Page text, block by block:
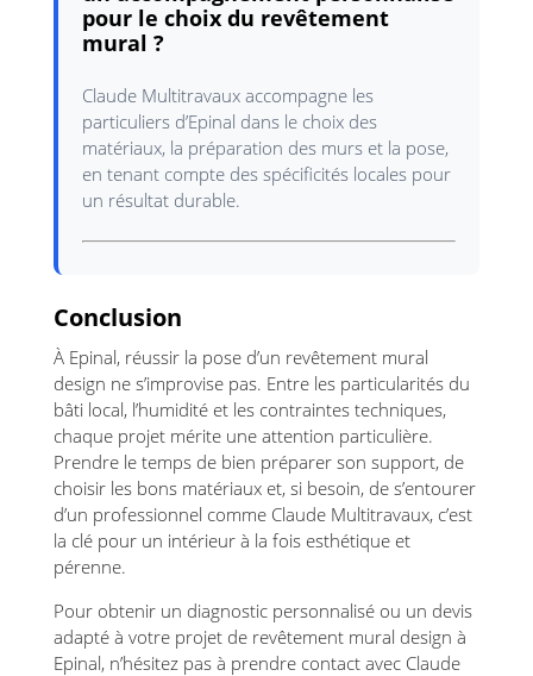
pour le choix du revêtement
mural ?
Claude Multitravaux accompagne les
particuliers d’Epinal dans le choix des
matériaux, la préparation des murs et la pose,
en tenant compte des spécificités locales pour
un résultat durable.
Conclusion
À Epinal, réussir la pose d’un revêtement mural
design ne s’improvise pas. Entre les particularités du
bâti local, l’humidité et les contraintes techniques,
chaque projet mérite une attention particulière.
Prendre le temps de bien préparer son support, de
choisir les bons matériaux et, si besoin, de s’entourer
d’un professionnel comme Claude Multitravaux, c’est
la clé pour un intérieur à la fois esthétique et
pérenne.
Pour obtenir un diagnostic personnalisé ou un devis
adapté à votre projet de revêtement mural design à
Epinal, n’hésitez pas à prendre contact avec Claude